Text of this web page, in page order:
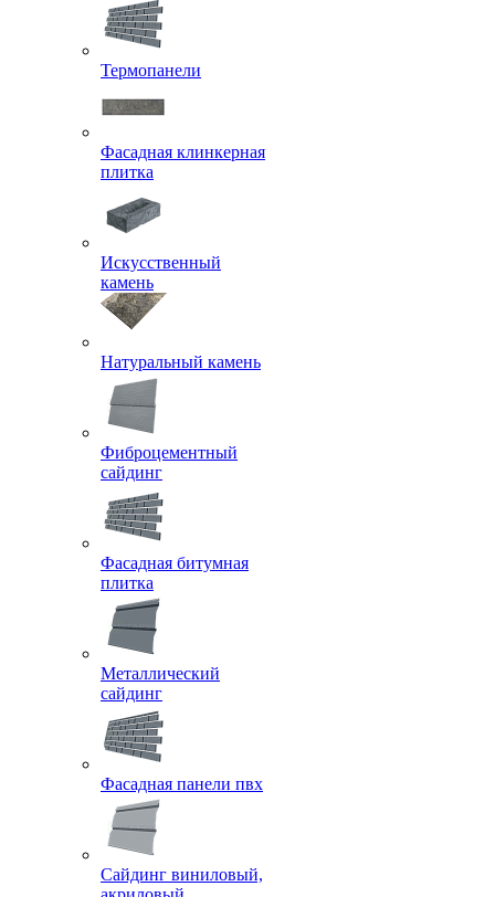
Термопанели
Фасадная клинкерная
плитка
Искусственный
камень
Натуральный камень
Фиброцементный
сайдинг
Фасадная битумная
плитка
Металлический
сайдинг
Фасадная панели пвх
Сайдинг виниловый,